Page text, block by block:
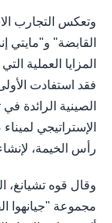
وتعكس التجارب
القابضة" و"مايتي
المزايا العملية
فقد استفادت
الصينية الرائدة
الإستراتيجي
رأس الخيمة،
وقال قوه تشيانغ،
مجموعة "جيانهوا